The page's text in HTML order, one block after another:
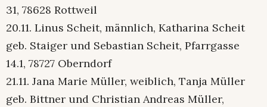
31, 78628 Rottweil
20.11. Linus Scheit, männlich, Katharina Scheit
geb. Staiger und Sebastian Scheit, Pfarrgasse
14.1, 78727 Oberndorf
21.11. Jana Marie Müller, weiblich, Tanja Müller
geb. Bittner und Christian Andreas Müller,